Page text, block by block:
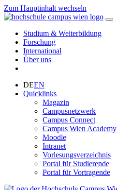
Zum Hauptinhalt wechseln
Studium & Weiterbildung
Forschung
International
Über uns
DEEN
Quicklinks
Magazin
Campusnetzwerk
Campus Connect
Campus Wien Academy
Moodle
Intranet
Vorlesungsverzeichnis
Portal für Studierende
Portal für Vortragende